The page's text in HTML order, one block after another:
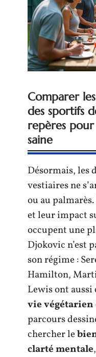
Comparer
des sportifs
repères
saine
Désormais, les
vestiaires ne
ou au palmarès.
et leur impact
occupent une
Djokovic n’est
son régime :
Hamilton,
Lewis ont aussi
vie végétarien
parcours
chercher le
clarté mentale